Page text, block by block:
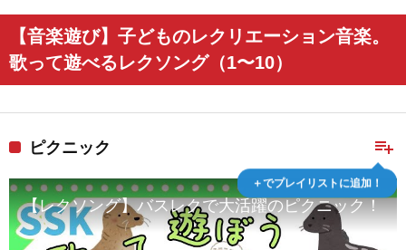
【音楽遊び】子どものレクリエーション音楽。
歌って遊べるレクソング（1〜10）
playlist_add
＋でプレイリストに追加！
ピクニック
【レクソング】バスレクで大活躍のピクニック！！